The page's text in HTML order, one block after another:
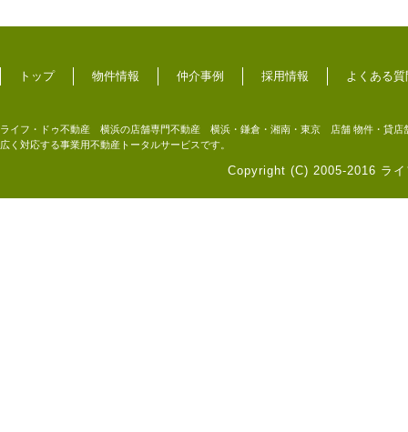
トップ 物件情報 仲介事例 採用情報 よくある質
ライフ・ドゥ不動産 横浜の店舗専門不動産 横浜・鎌倉・湘南・東京 店舗 物件・貸店
広く対応する事業用不動産トータルサービスです。
Copyright (C) 2005-2016 ラ